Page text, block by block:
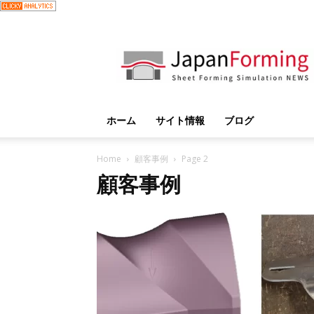
ホーム サイト情報 ブログ
Home 顧客事例 Page 2
顧客事例